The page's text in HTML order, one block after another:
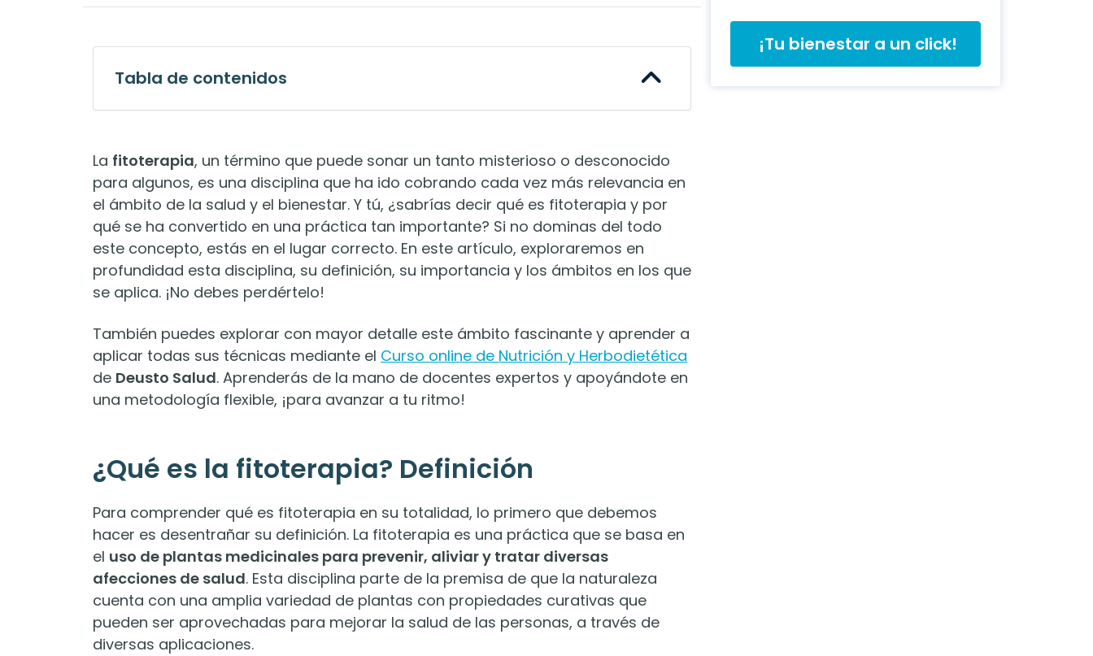
Tabla de contenidos
La fitoterapia, un término que puede sonar un tanto misterioso o desconocido
para algunos, es una disciplina que ha ido cobrando cada vez más relevancia en
el ámbito de la salud y el bienestar. Y tú, ¿sabrías decir qué es fitoterapia y por
qué se ha convertido en una práctica tan importante? Si no dominas del todo
este concepto, estás en el lugar correcto. En este artículo, exploraremos en
profundidad esta disciplina, su definición, su importancia y los ámbitos en los que
se aplica. ¡No debes perdértelo!
También puedes explorar con mayor detalle este ámbito fascinante y aprender a
aplicar todas sus técnicas mediante el Curso online de Nutrición y Herbodietética
de Deusto Salud. Aprenderás de la mano de docentes expertos y apoyándote en
una metodología flexible, ¡para avanzar a tu ritmo!
¿Qué es la fitoterapia? Definición
Para comprender qué es fitoterapia en su totalidad, lo primero que debemos
hacer es desentrañar su definición. La fitoterapia es una práctica que se basa en
el uso de plantas medicinales para prevenir, aliviar y tratar diversas
afecciones de salud. Esta disciplina parte de la premisa de que la naturaleza
cuenta con una amplia variedad de plantas con propiedades curativas que
pueden ser aprovechadas para mejorar la salud de las personas, a través de
diversas aplicaciones.
aplicaciones de mensajería
instantánea, con el fin de ofrecerle
información del programa formativo
¡Tu bienestar a un click!